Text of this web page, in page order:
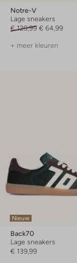
Notre-V
Lage sneakers
€ 129,99 € 64,99
+ meer kleuren
Nieuw
Back70
Lage sneakers
€ 139,99